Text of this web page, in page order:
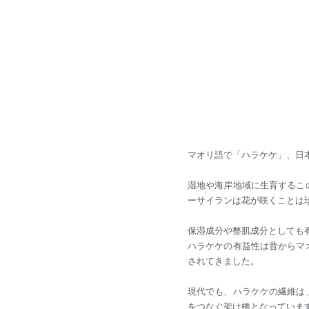
マオリ語で「ハラケケ」、
湿地や海岸地域に生育する
ーサイランは花が咲くこと
保湿成分や整肌成分としても
ハラケケの有益性は昔から
されてきました。
現代でも、ハラケケの繊維
をつなぐ架け橋となっていま